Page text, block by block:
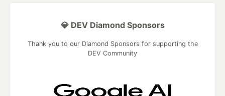
💎 DEV Diamond Sponsors
Thank you to our Diamond Sponsors for supporting the
DEV Community